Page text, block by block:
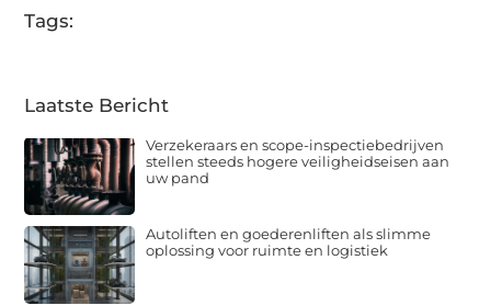
Tags:
Laatste Bericht
Verzekeraars en scope-inspectiebedrijven
stellen steeds hogere veiligheidseisen aan
uw pand
Autoliften en goederenliften als slimme
oplossing voor ruimte en logistiek